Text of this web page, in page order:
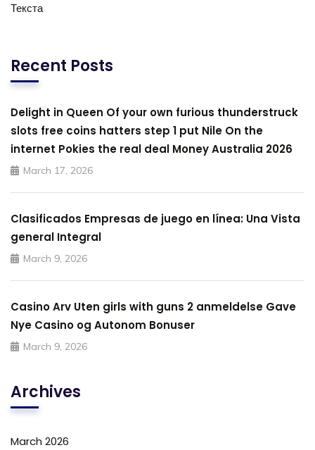
Текста
Recent Posts
Delight in Queen Of your own furious thunderstruck
slots free coins hatters step 1 put Nile On the
internet Pokies the real deal Money Australia 2026
March 17, 2026
Clasificados Empresas de juego en línea: Una Vista
general Integral
March 9, 2026
Casino Arv Uten girls with guns 2 anmeldelse Gave
Nye Casino og Autonom Bonuser
March 9, 2026
Archives
March 2026